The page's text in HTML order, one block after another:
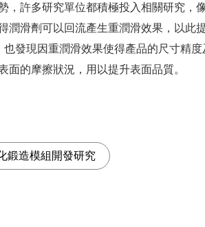
，許多研究單位都積極投入相關研究
潤滑劑可以回流產生重潤滑效果，以
發現因重潤滑效果使得產品的尺寸精
的摩擦狀況，用以提升表面品質。
鍛造模組開發研究